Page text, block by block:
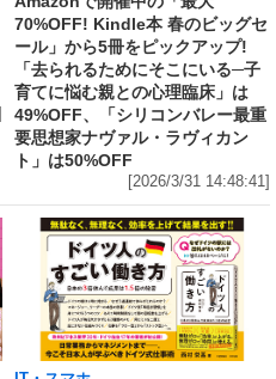
70%OFF! Kindle本 春のビッグセ
ール」から5冊をピックアップ!
「去られるためにそこにいる─子
育てに悩む親との心理臨床」は
49%OFF、「シリコンバレー最重
要思想家ナヴァル・ラヴィカン
ト」は50%OFF
[2026/3/31 14:48:41]